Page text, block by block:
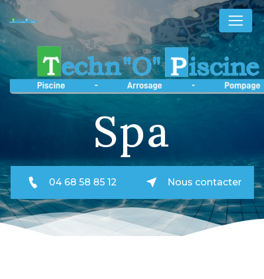
Spa
04 68 58 85 12 Nous contacter
Panneau de gestion des cookies